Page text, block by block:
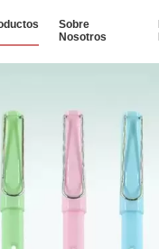
Sobre
Nosotros